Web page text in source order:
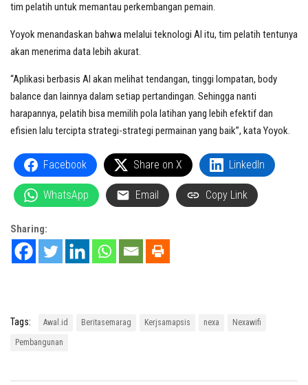
tim pelatih untuk memantau perkembangan pemain.
Yoyok menandaskan bahwa melalui teknologi AI itu, tim pelatih tentunya
akan menerima data lebih akurat.
“Aplikasi berbasis AI akan melihat tendangan, tinggi lompatan, body
balance dan lainnya dalam setiap pertandingan. Sehingga nanti
harapannya, pelatih bisa memilih pola latihan yang lebih efektif dan
efisien lalu tercipta strategi-strategi permainan yang baik”, kata Yoyok.
Facebook Share on X LinkedIn
WhatsApp Email Copy Link
Sharing:
Tags: Awal.id Beritasemarag Kerjsamapsis nexa Nexawifi
Pembangunan